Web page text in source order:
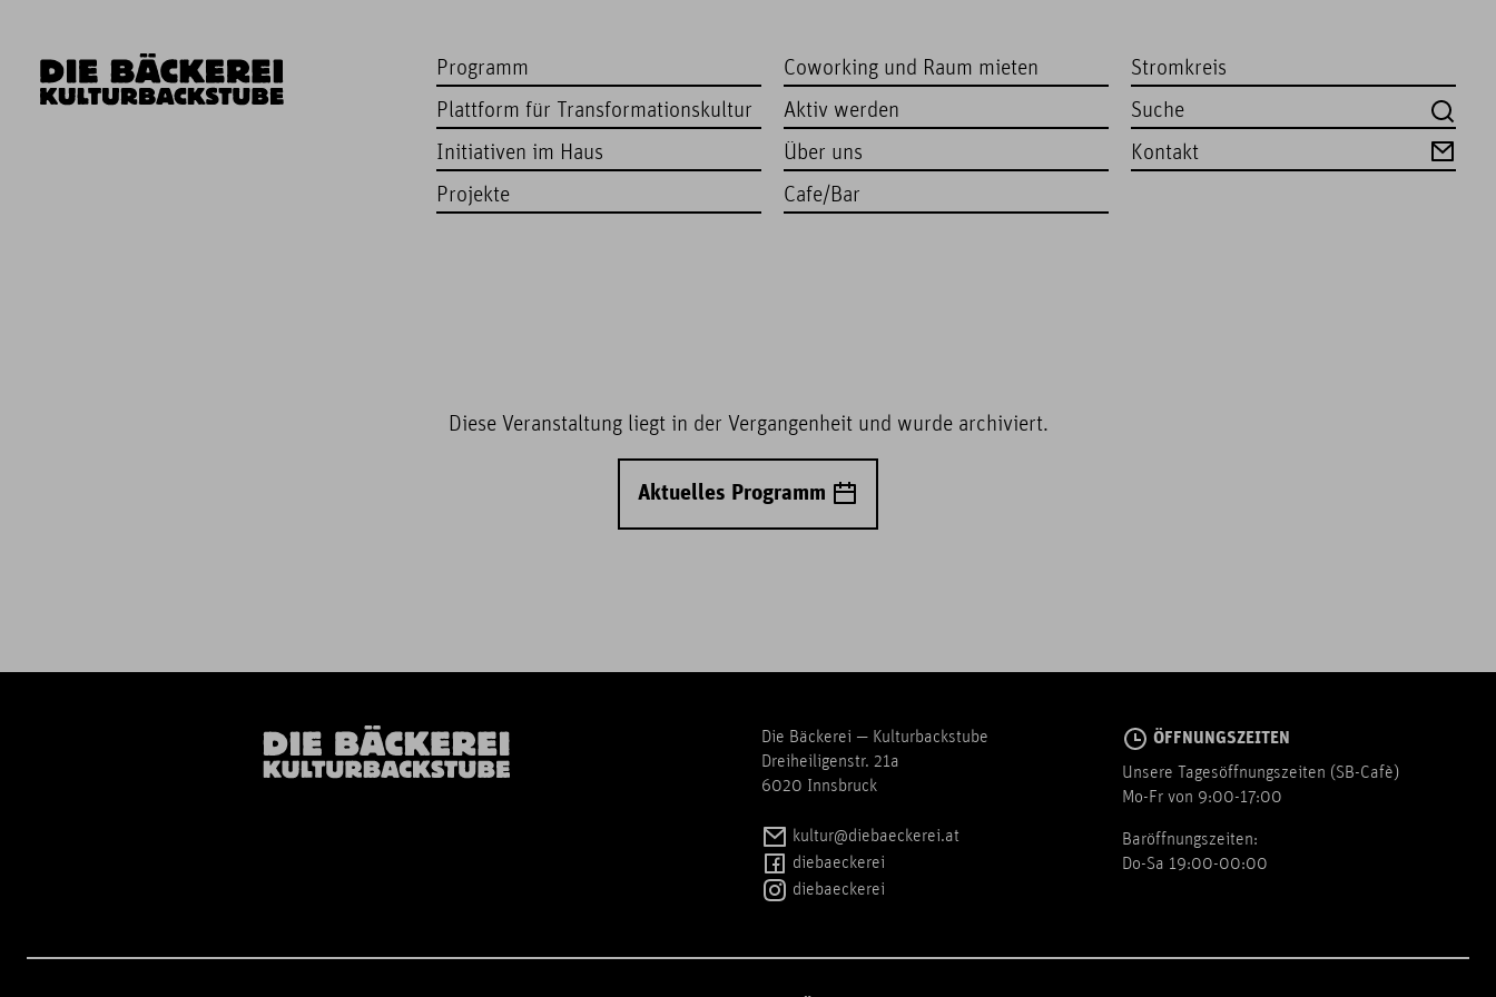
Programm
Plattform für Transformationskultur
Initiativen im Haus
Projekte
Coworking und Raum mieten
Aktiv werden
Über uns
Cafe/Bar
Stromkreis
Kontakt
Diese Veranstaltung liegt in der Vergangenheit und wurde archiviert.
Aktuelles Programm
Die Bäckerei — Kulturbackstube
Dreiheiligenstr. 21a
6020 Innsbruck
kultur@diebaeckerei.at
diebaeckerei
diebaeckerei
ÖFFNUNGSZEITEN
Unsere Tagesöffnungszeiten (SB-Cafè)
Mo-Fr von 9:00-17:00
Baröffnungszeiten:
Do-Sa 19:00-00:00